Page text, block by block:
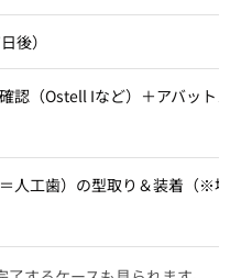
後）
認（Ostell Iなど）＋アバットメ
人工歯）の型取り＆装着（※場